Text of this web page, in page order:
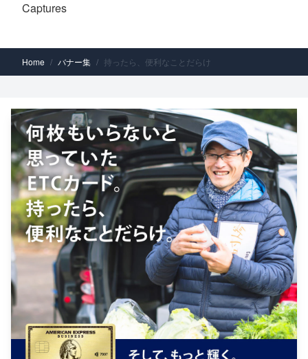
Captures
Home / バナー集 / 持ったら、便利なことだらけ